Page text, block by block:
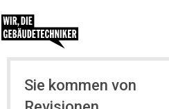
Sie kommen von